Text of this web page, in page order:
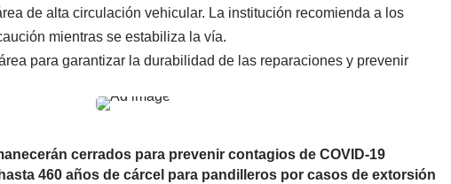
de alta circulación vehicular. La institución recomienda a los
mientras se estabiliza la vía.
para garantizar la durabilidad de las reparaciones y prevenir
cerrados para prevenir contagios de COVID-19
460 años de cárcel para pandilleros por casos de extorsión